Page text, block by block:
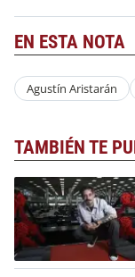
EN ESTA NOTA
Agustín Aristarán
TAMBIÉN TE